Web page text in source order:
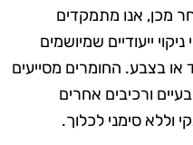
מכן, אנו מתמקדים
ייעודיים שמיושמים
בצבע. החומרים מסייעים
ורכיבים אחרים
וללא סימני לכלוך.